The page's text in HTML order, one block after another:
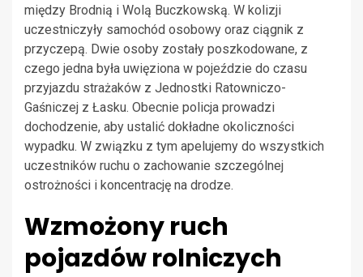
między Brodnią i Wolą Buczkowską. W kolizji
uczestniczyły samochód osobowy oraz ciągnik z
przyczepą. Dwie osoby zostały poszkodowane, z
czego jedna była uwięziona w pojeździe do czasu
przyjazdu strażaków z Jednostki Ratowniczo-
Gaśniczej z Łasku. Obecnie policja prowadzi
dochodzenie, aby ustalić dokładne okoliczności
wypadku. W związku z tym apelujemy do wszystkich
uczestników ruchu o zachowanie szczególnej
ostrożności i koncentrację na drodze.
Wzmożony ruch
pojazdów rolniczych